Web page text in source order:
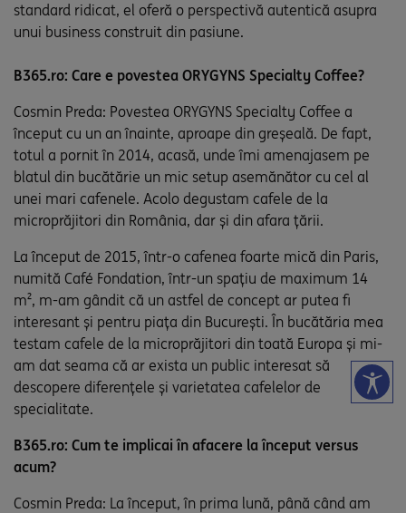
standard ridicat, el oferă o perspectivă autentică asupra
unui business construit din pasiune.
B365.ro: Care e povestea ORYGYNS Specialty Coffee?
Cosmin Preda: Povestea ORYGYNS Specialty Coffee a
început cu un an înainte, aproape din greșeală. De fapt,
totul a pornit în 2014, acasă, unde îmi amenajasem pe
blatul din bucătărie un mic setup asemănător cu cel al
unei mari cafenele. Acolo degustam cafele de la
microprăjitori din România, dar și din afara țării.
La început de 2015, într-o cafenea foarte mică din Paris,
numită Café Fondation, într-un spațiu de maximum 14
m², m-am gândit că un astfel de concept ar putea fi
interesant și pentru piața din București. În bucătăria mea
testam cafele de la microprăjitori din toată Europa și mi-
am dat seama că ar exista un public interesat să
descopere diferențele și varietatea cafelelor de
specialitate.
B365.ro: Cum te implicai în afacere la început versus
acum?
Cosmin Preda: La început, în prima lună, până când am